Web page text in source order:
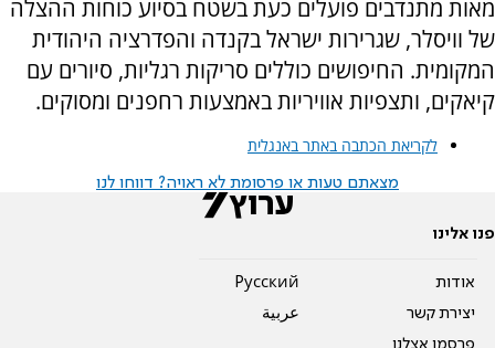
מאות מתנדבים פועלים כעת בשטח בסיוע כוחות ההצלה
של וויסלר, שגרירות ישראל בקנדה והפדרציה היהודית
המקומית. החיפושים כוללים סריקות רגליות, סיורים עם
קיאקים, ותצפיות אוויריות באמצעות רחפנים ומסוקים.
לקריאת הכתבה באתר באנגלית
מצאתם טעות או פרסומת לא ראויה? דווחו לנו
פנו אלינו
אודות
יצירת קשר
פרסמו אצלנו
Pусский
عربية